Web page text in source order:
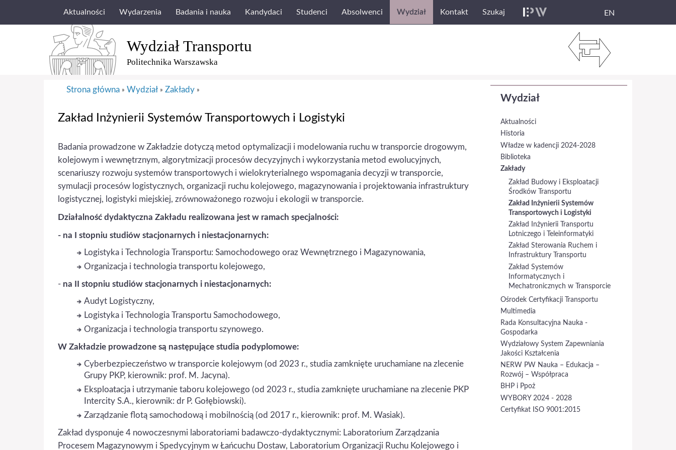
Aktualności Wydarzenia Badania i nauka Kandydaci Studenci Absolwenci Wydział Kontakt Szukaj EN
Wydział Transportu
Politechnika Warszawska
Wydział
Aktualności
Historia
Władze w kadencji 2024-2028
Biblioteka
Zakłady
Zakład Budowy i Eksploatacji
Środków Transportu
Zakład Inżynierii Systemów
Transportowych i Logistyki
Zakład Inżynierii Transportu
Lotniczego i Teleinformatyki
Zakład Sterowania Ruchem i
Infrastruktury Transportu
Zakład Systemów
Informatycznych i
Mechatronicznych w Transporcie
Ośrodek Certyfikacji Transportu
Multimedia
Rada Konsultacyjna Nauka -
Gospodarka
Wydziałowy System Zapewniania
Jakości Kształcenia
NERW PW Nauka – Edukacja –
Rozwój – Współpraca
BHP i Ppoż
WYBORY 2024 - 2028
Certyfikat ISO 9001:2015
Strona główna » Wydział » Zakłady »
Zakład Inżynierii Systemów Transportowych i Logistyki
Badania prowadzone w Zakładzie dotyczą metod optymalizacji i modelowania ruchu w transporcie drogowym,
kolejowym i wewnętrznym, algorytmizacji procesów decyzyjnych i wykorzystania metod ewolucyjnych,
scenariuszy rozwoju systemów transportowych i wielokryterialnego wspomagania decyzji w transporcie,
symulacji procesów logistycznych, organizacji ruchu kolejowego, magazynowania i projektowania infrastruktury
logistycznej, logistyki miejskiej, zrównoważonego rozwoju i ekologii w transporcie.
Działalność dydaktyczna Zakładu realizowana jest w ramach specjalności:
- na I stopniu studiów stacjonarnych i niestacjonarnych:
Logistyka i Technologia Transportu: Samochodowego oraz Wewnętrznego i Magazynowania,
Organizacja i technologia transportu kolejowego,
- na II stopniu studiów stacjonarnych i niestacjonarnych:
Audyt Logistyczny,
Logistyka i Technologia Transportu Samochodowego,
Organizacja i technologia transportu szynowego.
W Zakładzie prowadzone są następujące studia podyplomowe:
Cyberbezpieczeństwo w transporcie kolejowym (od 2023 r., studia zamknięte uruchamiane na zlecenie
Grupy PKP, kierownik: prof. M. Jacyna).
Eksploatacja i utrzymanie taboru kolejowego (od 2023 r., studia zamknięte uruchamiane na zlecenie PKP
Intercity S.A., kierownik: dr P. Gołębiowski).
Zarządzanie flotą samochodową i mobilnością (od 2017 r., kierownik: prof. M. Wasiak).
Zakład dysponuje 4 nowoczesnymi laboratoriami badawczo-dydaktycznymi: Laboratorium Zarządzania
Procesem Magazynowym i Spedycyjnym w Łańcuchu Dostaw, Laboratorium Organizacji Ruchu Kolejowego i